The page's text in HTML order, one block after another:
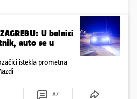
ZAGREBU: U bolnici
auto se u
istekla prometna
87